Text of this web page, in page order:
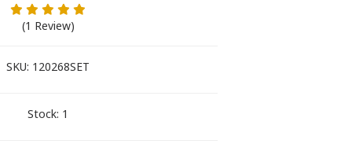
(1 Review)
SKU: 120268SET
Stock: 1